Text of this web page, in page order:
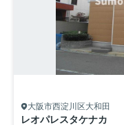
大阪市西淀川区大和田
レオパレスタケナカ